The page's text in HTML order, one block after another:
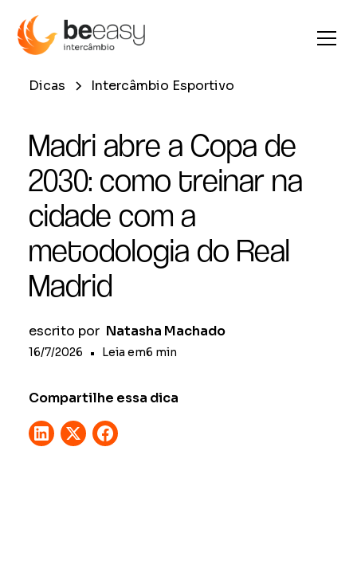
Dicas Intercâmbio Esportivo
Madri abre a Copa de
2030: como treinar na
cidade com a
metodologia do Real
Madrid
escrito por Natasha Machado
16/7/2026 • Leia em6 min
Compartilhe essa dica